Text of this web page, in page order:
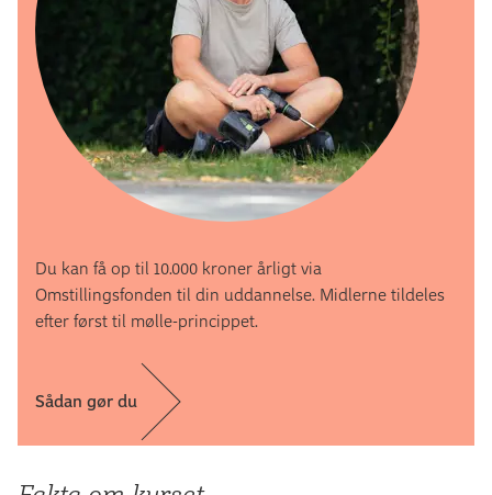
Du kan få op til 10.000 kroner årligt via
Omstillingsfonden til din uddannelse. Midlerne tildeles
efter først til mølle-princippet.
Sådan gør du